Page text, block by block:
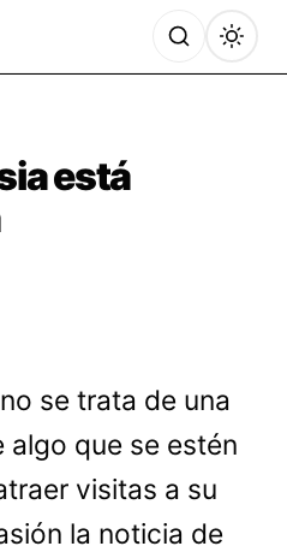
está
se trata de una
algo que se estén
visitas a su
la noticia de